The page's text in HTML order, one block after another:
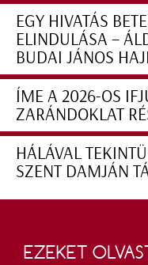
EGY HIVATÁS
ELINDULÁSA –
BUDAI JÁNOS
ÍME A 2026-OS
ZARÁNDOKLAT
HÁLÁVAL
SZENT DAMJÁN
EZEKET